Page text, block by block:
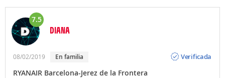
7.5
DIANA
08/02/2019 En familia
Verificada
RYANAIR Barcelona-Jerez de la Frontera